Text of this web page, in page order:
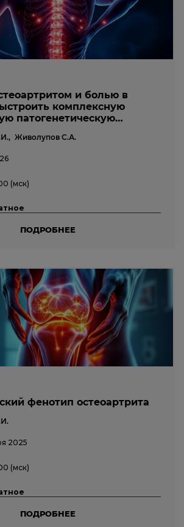
и болью в
комплексную
патогенетическую
Живолупов С.А.
(мск)
ПОДРОБНЕЕ
фенотип остеоартрита
2025
(мск)
ПОДРОБНЕЕ